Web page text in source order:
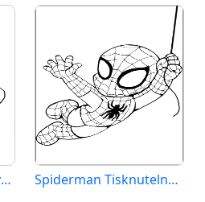
Spiderman Zdarma Vymalovatelné Obrázek Spiderman Tisknutelný pro Děti